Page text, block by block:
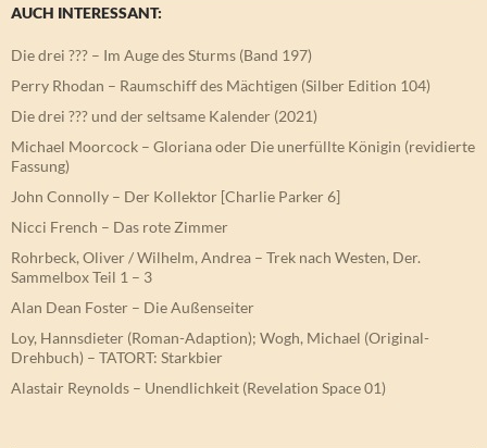
AUCH INTERESSANT:
Die drei ??? – Im Auge des Sturms (Band 197)
Perry Rhodan – Raumschiff des Mächtigen (Silber Edition 104)
Die drei ??? und der seltsame Kalender (2021)
Michael Moorcock – Gloriana oder Die unerfüllte Königin (revidierte
Fassung)
John Connolly – Der Kollektor [Charlie Parker 6]
Nicci French – Das rote Zimmer
Rohrbeck, Oliver / Wilhelm, Andrea – Trek nach Westen, Der.
Sammelbox Teil 1 – 3
Alan Dean Foster – Die Außenseiter
Loy, Hannsdieter (Roman-Adaption); Wogh, Michael (Original-
Drehbuch) – TATORT: Starkbier
Alastair Reynolds – Unendlichkeit (Revelation Space 01)